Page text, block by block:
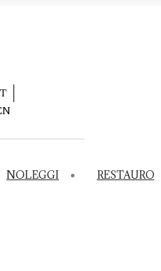
NOLEGGI RESTAURO